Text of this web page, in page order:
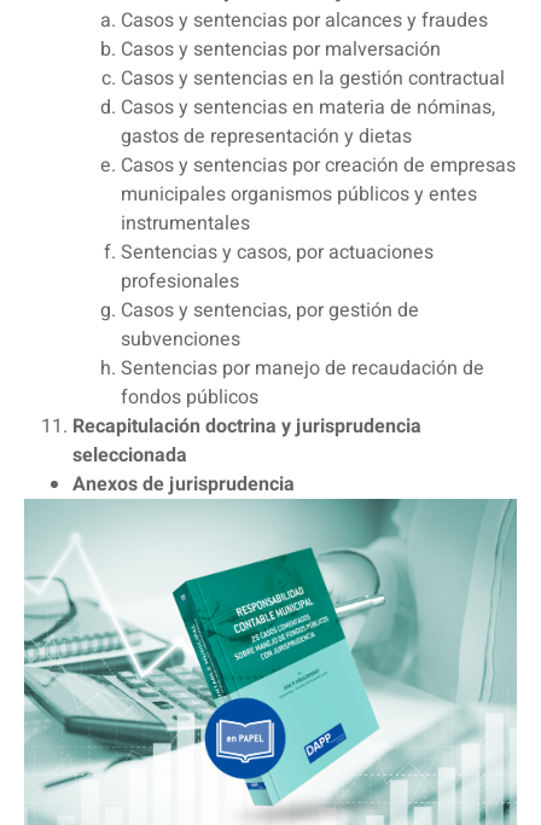
Casos y sentencias por alcances y fraudes
Casos y sentencias por malversación
Casos y sentencias en la gestión contractual
Casos y sentencias en materia de nóminas,
gastos de representación y dietas
Casos y sentencias por creación de empresas
municipales organismos públicos y entes
instrumentales
Sentencias y casos, por actuaciones
profesionales
Casos y sentencias, por gestión de
subvenciones
Sentencias por manejo de recaudación de
fondos públicos
Recapitulación doctrina y jurisprudencia
seleccionada
Anexos de jurisprudencia